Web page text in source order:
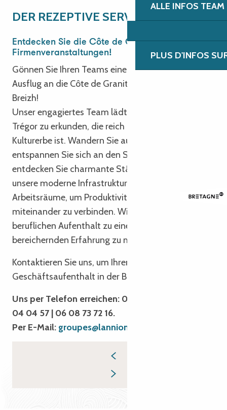
ALLE INFOS
PLUS D'INFOS
Maison des talus et des routoirs à lin
DER REZEPTIVE SERVICE
Entdecken Sie die Côte de Granit Rose für Ihre
Firmenveranstaltungen!
Gönnen Sie Ihren Teams einen inspirierenden
Ausflug an die Côte de Granit Rose. Degemer Mat e
Breizh!
Unser engagiertes Team lädt Sie ein, die Region
Trégor zu erkunden, die reich an Kultur und
Kulturerbe ist. Wandern Sie auf Küstenpfaden,
entspannen Sie sich an den Stränden und
entdecken Sie charmante Städte. Nutzen Sie
unsere moderne Infrastruktur und inspirierenden
Arbeitsräume, um Produktivität und Entspannung
miteinander zu verbinden. Wir sind hier, um Ihren
beruflichen Aufenthalt zu einer einzigartigen und
bereichernden Erfahrung zu machen!
Kontaktieren Sie uns, um Ihren nächsten
Geschäftsaufenthalt in der Bretagne zu planen!
Uns per Telefon erreichen: 02 96 05 54 31 | 02 96
04 04 57 | 06 08 73 72 16.
Per E-Mail: groupes@lannion-tregor.com